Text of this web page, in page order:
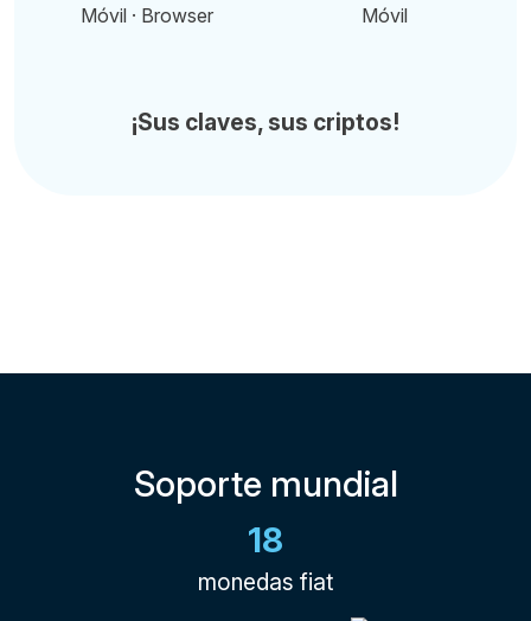
Móvil · Browser Móvil
¡Sus claves, sus criptos!
Soporte mundial
18
monedas fiat